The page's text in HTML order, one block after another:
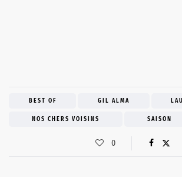
BEST OF GIL ALMA
NOS CHERS VOISINS SAISON
0